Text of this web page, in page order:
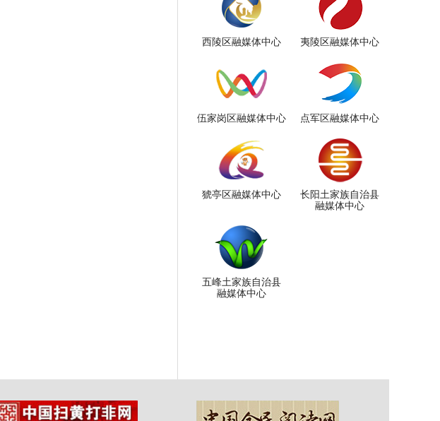
西陵区融媒体中心 夷陵区融媒体中心
伍家岗区融媒体中心 点军区融媒体中心
猇亭区融媒体中心
长阳土家族自治县
融媒体中心
五峰土家族自治县
融媒体中心